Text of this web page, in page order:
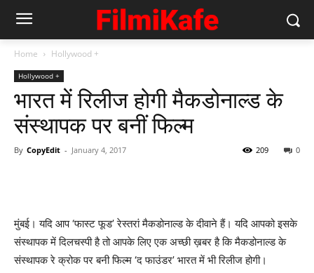
Home Hollywood +
Hollywood +
भारत में रिलीज होगी मैकडोनाल्ड के
संस्थापक पर बनीं फिल्‍म
By CopyEdit - January 4, 2017 0
209
मुंबई। यदि आप ‘फास्ट फूड’ रेस्तरां मैकडोनाल्ड के दीवाने हैं। यदि आपको इसके
संस्‍थापक में दिलचस्‍पी है तो आपके लिए एक अच्‍छी ख़बर है कि मैकडोनाल्ड के
संस्थापक रे क्रोक पर बनी फिल्म ‘द फाउंडर’ भारत में भी रिलीज होगी।